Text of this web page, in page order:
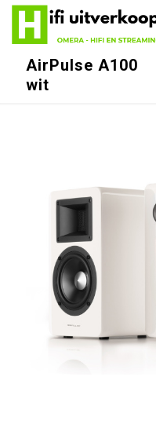
AirPulse A100
wit